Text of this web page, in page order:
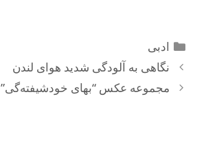
دسته‌ها
ادبی
ناوبری
نوشته‌ها
نگاهی به آلودگی شدید هوای لندن
مجموعه عکس “بهای خودشیفته‌گی”